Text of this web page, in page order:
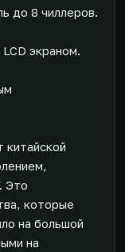
до 8 чиллеров.
экраном.
китайской
Это
которые
на большой
на